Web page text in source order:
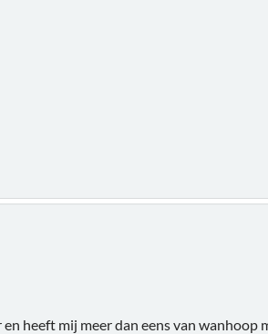
heeft mij meer dan eens van wanhoop